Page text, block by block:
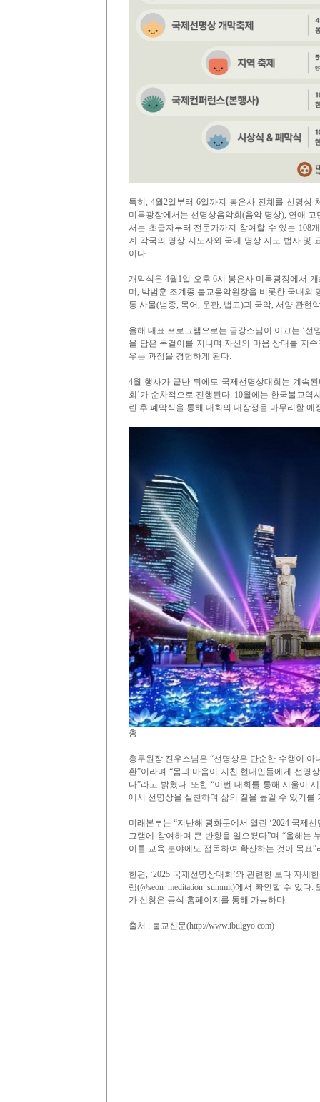
특히, 4월2일부터 6일까지 봉은사 전체를 선명상
미륵광장에서는 선명상음악회(음악 명상), 연애
서는 초급자부터 전문가까지 참여할 수 있는 108
계 각국의 명상 지도자와 국내 명상 지도 법사 및
이다.
개막식은 4월1일 오후 6시 봉은사 미륵광장에서
며, 박범훈 조계종 불교음악원장을 비롯한 국내외
통 사물(범종, 목어, 운판, 법고)과 국악, 서양 관현
올해 대표 프로그램으로는 금강스님이 이끄는 ‘
을 담은 목걸이를 지니며 자신의 마음 상태를 지
우는 과정을 경험하게 된다.
4월 행사가 끝난 뒤에도 국제선명상대회는 계속
회’가 순차적으로 진행된다. 10월에는 한국불교역
린 후 폐막식을 통해 대회의 대장정을 마무리할 예
총
총무원장 진우스님은 “선명상은 단순한 수행이 아
환”이라며 “몸과 마음이 지친 현대인들에게 선명
다”라고 밝혔다. 또한 “이번 대회를 통해 서울이
에서 선명상을 실천하며 삶의 질을 높일 수 있기를
미래본부는 “지난해 광화문에서 열린 ‘2024 국제
그램에 참여하며 큰 반향을 일으켰다”며 “올해는
이를 교육 분야에도 접목하여 확산하는 것이 목표”
한편, ‘2025 국제선명상대회’와 관련한 보다 자세
램(@seon_meditation_summit)에서 확인할 수 있
가 신청은 공식 홈페이지를 통해 가능하다.
출처 : 불교신문(http://www.ibulgyo.com)